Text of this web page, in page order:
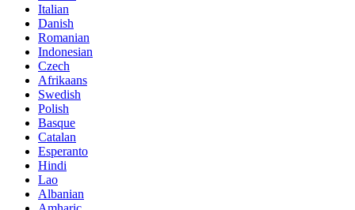
Italian
Danish
Romanian
Indonesian
Czech
Afrikaans
Swedish
Polish
Basque
Catalan
Esperanto
Hindi
Lao
Albanian